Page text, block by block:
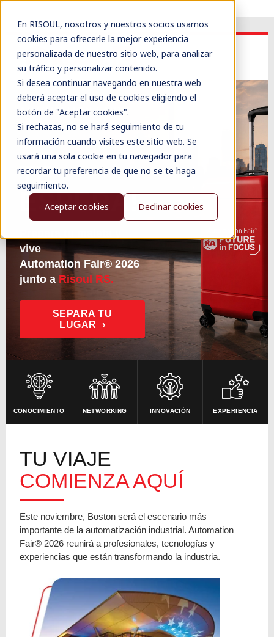
En RISOUL, nosotros y nuestros socios usamos
cookies para ofrecerle la mejor experiencia
personalizada de nuestro sitio web, para analizar
su tráfico y personalizar contenido.
Si desea continuar navegando en nuestra web
deberá aceptar el uso de cookies eligiendo el
botón de "Aceptar cookies".
Si rechazas, no se hará seguimiento de tu
información cuando visites este sitio web. Se
usará una sola cookie en tu navegador para
recordar tu preferencia de que no se te haga
seguimiento.
Aceptar cookies
Declinar cookies
AUTOMATION FAIR®
2026
¡BOSTON
TE
ESPERA!
vive
Automation Fair® 2026
junto a Risoul RS.
SEPARA TU
LUGAR ›
CONOCIMIENTO NETWORKING INNOVACIÓN EXPERIENCIA
TU VIAJE
COMIENZA AQUÍ
Este noviembre, Boston será el escenario más
importante de la automatización industrial. Automation
Fair® 2026 reunirá a profesionales, tecnologías y
experiencias que están transformando la industria.